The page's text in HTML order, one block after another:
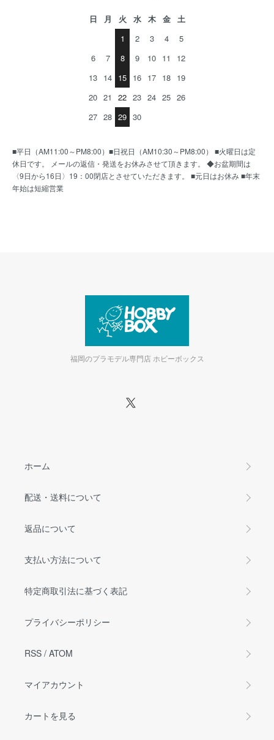
日 月 火 水 木 金
土
1
2 3 4
5
6
7 8 9 10 11
12
13 14 15 16 17 18 19
20 21 22 23 24 25 26
27 28 29 30
■平日（AM11:00～PM8:00）■日祝日（AM10:30～PM8:00） ■火曜日は定
休日です。 メールの返信・発送をお休みさせて頂きます。 ◆お盆期間は
〈9日から16日〉19：00閉店とさせていただきます。 ■元日はお休み ■年末
年始は短縮営業
福岡のプラモデル専門店 ホビーボックス
ホーム
配送・送料について
返品について
支払い方法について
特定商取引法に基づく表記
プライバシーポリシー
RSS / ATOM
マイアカウント
カートを見る